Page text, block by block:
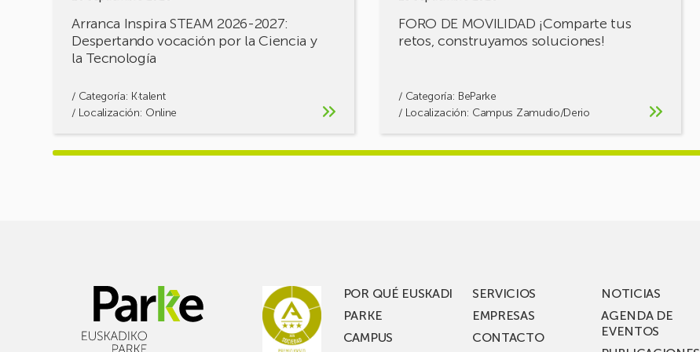
Arranca Inspira STEAM 2026-2027:
Despertando vocación por la Ciencia y
la Tecnología
/ Categoría: K·talent
/ Localización: Online
FORO DE MOVILIDAD ¡Comparte tus
retos, construyamos soluciones!
/ Categoría: BeParke
/ Localización: Campus Zamudio/Derio
POR QUÉ EUSKADI
PARKE
CAMPUS
SERVICIOS
EMPRESAS
CONTACTO
NOTICIAS
AGENDA DE
EVENTOS